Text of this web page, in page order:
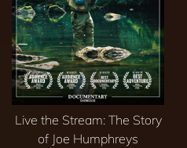
Live the Stream: The Story
of Joe Humphreys